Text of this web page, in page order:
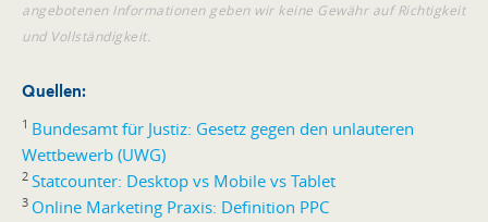
angebotenen Informationen geben wir keine Gewähr auf Richtigkeit
und Vollständigkeit.
Quellen:
1 Bundesamt für Justiz: Gesetz gegen den unlauteren
Wettbewerb (UWG)
2 Statcounter: Desktop vs Mobile vs Tablet
3 Online Marketing Praxis: Definition PPC